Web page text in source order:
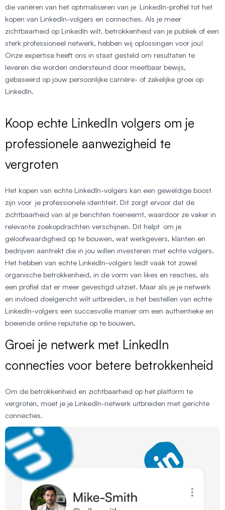
die variëren van het optimaliseren van je LinkedIn-profiel tot het
kopen van LinkedIn-volgers en connecties. Als je meer
zichtbaarheid op LinkedIn wilt, betrokkenheid van je publiek of een
sterk professioneel netwerk, hebben wij oplossingen voor jou!
Onze expertise heeft ons in staat gesteld om resultaten te
leveren die worden ondersteund door meetbaar bewijs,
gebaseerd op jouw persoonlijke carrière- of zakelijke groei op
LinkedIn.
Koop echte LinkedIn volgers om je
professionele aanwezigheid te
vergroten
Het kopen van echte LinkedIn-volgers kan een geweldige boost
zijn voor je professionele identiteit. Dit zorgt ervoor dat de
zichtbaarheid van al je berichten toeneemt, waardoor ze vaker in
relevante zoekopdrachten verschijnen. Dit helpt om je
geloofwaardigheid op te bouwen, wat werkgevers, klanten en
bedrijven aantrekt die in jou willen investeren met echte volgers.
Het hebben van echte LinkedIn-volgers leidt vaak tot zowel
organische betrokkenheid, in de vorm van likes en reacties, als
een profiel dat er meer gevestigd uitziet. Maar als je je netwerk
en invloed doelgericht wilt uitbreiden, is het bestellen van echte
LinkedIn-volgers een succesvolle manier om een authentieke en
boeiende online reputatie op te bouwen.
Groei je netwerk met LinkedIn
connecties voor betere betrokkenheid
Om de betrokkenheid en zichtbaarheid op het platform te
vergroten, moet je je LinkedIn-netwerk uitbreiden met gerichte
connecties.